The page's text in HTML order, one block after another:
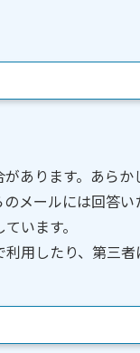
あります。あらか
メールには回答い
います。
用したり、第三